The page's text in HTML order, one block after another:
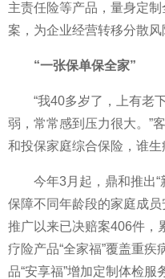
主责任险等产品，量身定
案，为企业经营转移分散风
“一张保单保全家”
“我40多岁了，上有老
弱，常常感到压力很大。”
和投保家庭综合保险，谁
今年3月起，鼎和推出
保障不同年龄段的家庭成
推广以来已决赔案406件，
疗险产品“全家福”覆盖重
品“安享福”增加定制体检